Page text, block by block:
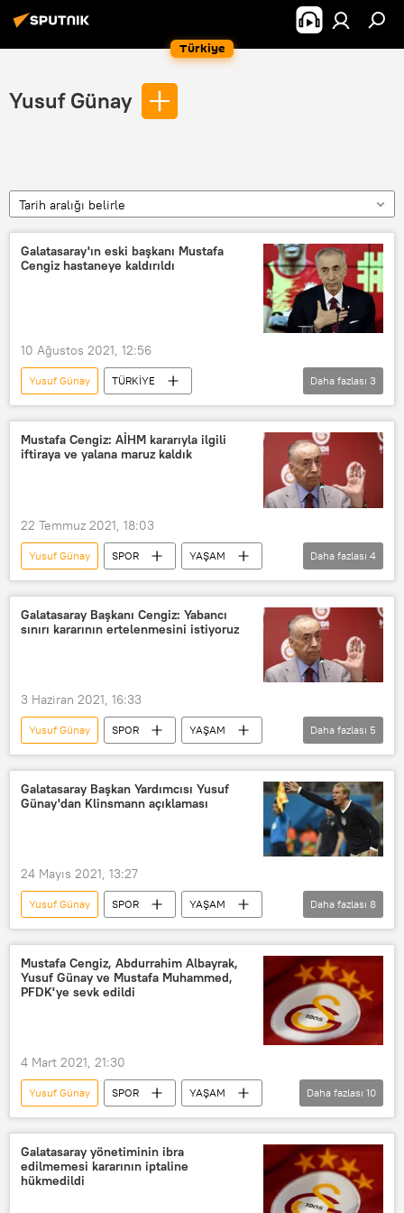
Türkiye
Yusuf Günay
Tarih aralığı belirle
Galatasaray'ın eski başkanı Mustafa
Cengiz hastaneye kaldırıldı
10 Ağustos 2021, 12:56
Yusuf Günay
TÜRKİYE
Galatasay Kulübü
Futbol
Mustafa Cengiz
Daha fazlası 3
Mustafa Cengiz: AİHM kararıyla ilgili
iftiraya ve yalana maruz kaldık
22 Temmuz 2021, 18:03
Yusuf Günay SPOR
YAŞAM
Haberler
Mustafa Cengiz
Avrupa İnsan Hakları Mahkemesi (AİHM)
Galatasaray
Daha fazlası 4
Galatasaray Başkanı Cengiz: Yabancı
sınırı kararının ertelenmesini istiyoruz
3 Haziran 2021, 16:33
Yusuf Günay SPOR
YAŞAM
Haberler
Mustafa Cengiz
Yabancı sınırı
Futbolcu
Harcama limiti
Daha fazlası 5
Galatasaray Başkan Yardımcısı Yusuf
Günay'dan Klinsmann açıklaması
24 Mayıs 2021, 13:27
Yusuf Günay SPOR
YAŞAM
Haberler
Türkiye
DÜNYA
Galatasaray
Jürgen Klinsmann
Futbol
Fatih Terim
Daha fazlası 8
Mustafa Cengiz, Abdurrahim Albayrak,
Yusuf Günay ve Mustafa Muhammed,
PFDK'ye sevk edildi
4 Mart 2021, 21:30
Yusuf Günay SPOR
YAŞAM
Haberler
Türkiye
DÜNYA
TÜRKİYE
Türkiye Futbol Federasyonu (TFF)
Daha fazlası 10
Galatasaray yönetiminin ibra
edilmemesi kararının iptaline
hükmedildi